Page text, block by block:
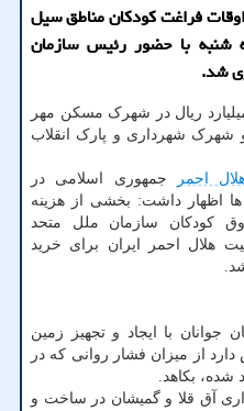
فراغت كودكان مناطق سیل
شنبه با حضور رئیس سازمان
شد.
پارک ها با اعتباری بالغ بر ۱۰ میلیارد ریال در شهرک مسکن مهر
تپه و شهرک شهرداری و پارک انقلاب
احمر
جمهوری اسلامی در
اظهار داشت: بخشی از هزینه
کودکان سازمان ملل متحد
هلال احمر ایران برای خرید
با ایجاد و تجهیز زمین
دارد از میزان فشار روانی که در
شده، بکاهد.
آق قلا و گمیشان در ساخت و